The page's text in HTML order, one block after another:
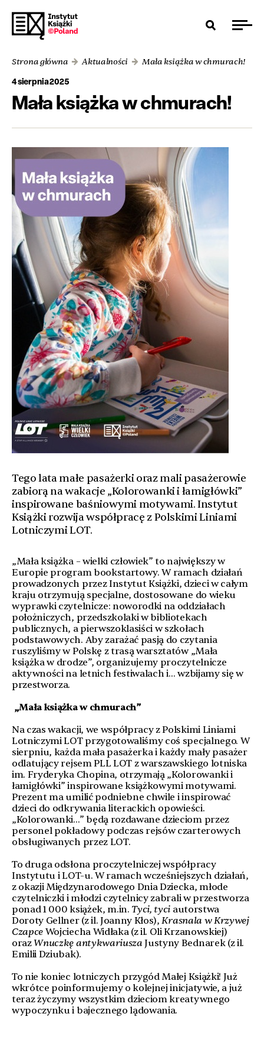
Strona główna Aktualności Mała książka w chmurach!
4 sierpnia 2025
Mała książka w chmurach!
Tego lata małe pasażerki oraz mali pasażerowie
zabiorą na wakacje „Kolorowanki i łamigłówki”
inspirowane baśniowymi motywami. Instytut
Książki rozwija współpracę z Polskimi Liniami
Lotniczymi LOT.
„Mała książka – wielki człowiek” to największy w
Europie program bookstartowy. W ramach działań
prowadzonych przez Instytut Książki, dzieci w całym
kraju otrzymują specjalne, dostosowane do wieku
wyprawki czytelnicze: noworodki na oddziałach
położniczych, przedszkolaki w bibliotekach
publicznych, a pierwszoklasiści w szkołach
podstawowych. Aby zarażać pasją do czytania
ruszyliśmy w Polskę z trasą warsztatów „Mała
książka w drodze”, organizujemy proczytelnicze
aktywności na letnich festiwalach i… wzbijamy się w
przestworza.
„Mała książka w chmurach”
Na czas wakacji, we współpracy z Polskimi Liniami
Lotniczymi LOT przygotowaliśmy coś specjalnego. W
sierpniu, każda mała pasażerka i każdy mały pasażer
odlatujący rejsem PLL LOT z warszawskiego lotniska
im. Fryderyka Chopina, otrzymają „Kolorowanki i
łamigłówki” inspirowane książkowymi motywami.
Prezent ma umilić podniebne chwile i inspirować
dzieci do odkrywania literackich opowieści.
„Kolorowanki…” będą rozdawane dzieciom przez
personel pokładowy podczas rejsów czarterowych
obsługiwanych przez LOT.
To druga odsłona proczytelniczej współpracy
Instytutu i LOT-u. W ramach wcześniejszych działań,
z okazji Międzynarodowego Dnia Dziecka, młode
czytelniczki i młodzi czytelnicy zabrali w przestworza
ponad 1 000 książek, m.in. Tyci, tyci autorstwa
Doroty Gellner (z il. Joanny Kłos),Krasnala w Krzywej
Czapce Wojciecha Widłaka (z il. Oli Krzanowskiej)
oraz Wnuczkę antykwariuszaJustyny Bednarek (z il.
Emilii Dziubak).
To nie koniec lotniczych przygód Małej Książki! Już
wkrótce poinformujemy o kolejnej inicjatywie, a już
teraz życzymy wszystkim dzieciom kreatywnego
wypoczynku i bajecznego lądowania.